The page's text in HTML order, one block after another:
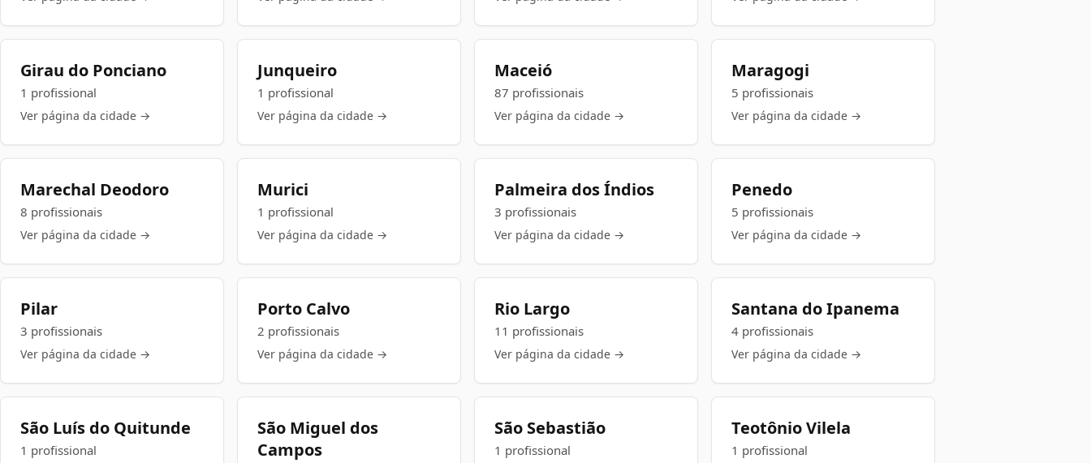
Girau do Ponciano
1 profissional
Ver página da cidade →
Junqueiro
1 profissional
Ver página da cidade →
Maceió
87 profissionais
Ver página da cidade →
Maragogi
5 profissionais
Ver página da cidade →
Marechal Deodoro
8 profissionais
Ver página da cidade →
Murici
1 profissional
Ver página da cidade →
Palmeira dos Índios
3 profissionais
Ver página da cidade →
Penedo
5 profissionais
Ver página da cidade →
Pilar
3 profissionais
Ver página da cidade →
Porto Calvo
2 profissionais
Ver página da cidade →
Rio Largo
11 profissionais
Ver página da cidade →
Santana do Ipanema
4 profissionais
Ver página da cidade →
São Luís do Quitunde
1 profissional
São Miguel dos
Campos
São Sebastião
1 profissional
Teotônio Vilela
1 profissional